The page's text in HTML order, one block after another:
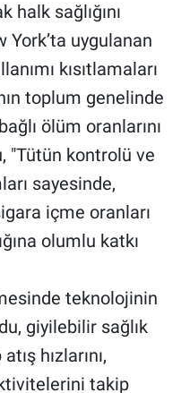
halk sağlığını
uygulanan
kısıtlamaları
toplum genelinde
ölüm oranlarını
"Tütün kontrolü ve
sayesinde,
içme oranları
olumlu katkı
teknolojinin
giyilebilir sağlık
hızlarını,
takip